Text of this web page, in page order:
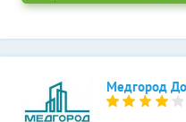
Медгород